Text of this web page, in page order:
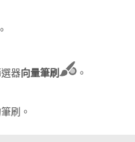
器向量筆刷 。
刷。